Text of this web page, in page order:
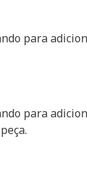
para
para